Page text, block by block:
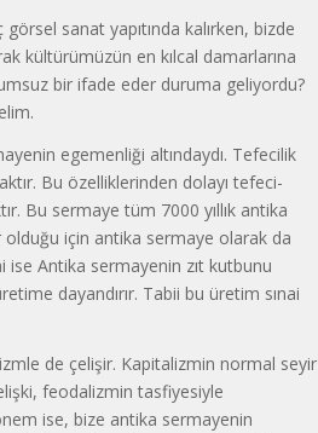
sanat yapıtında kalırken, bizde
kültürümüzün en kılcal da­marlarına
bir ifade eder du­ruma geliyordu?
egemenliği altındaydı. Te­fecilik
Bu özelliklerinden do­layı tefeci-
Bu sermaye tüm 7000 yıllık antika
için antika ser­maye olarak da
ise Antika serma­yenin zıt kutbunu
dayandı­rır. Tabii bu üretim sınai
de çe­lişir. Kapitalizmin normal seyir
feodalizmin tasfiyesiyle
ise, bize antika sermayenin